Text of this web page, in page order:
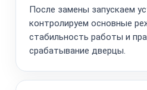
После замены запускаем
контролируем основные
стабильность работы и
срабатывание дверцы.